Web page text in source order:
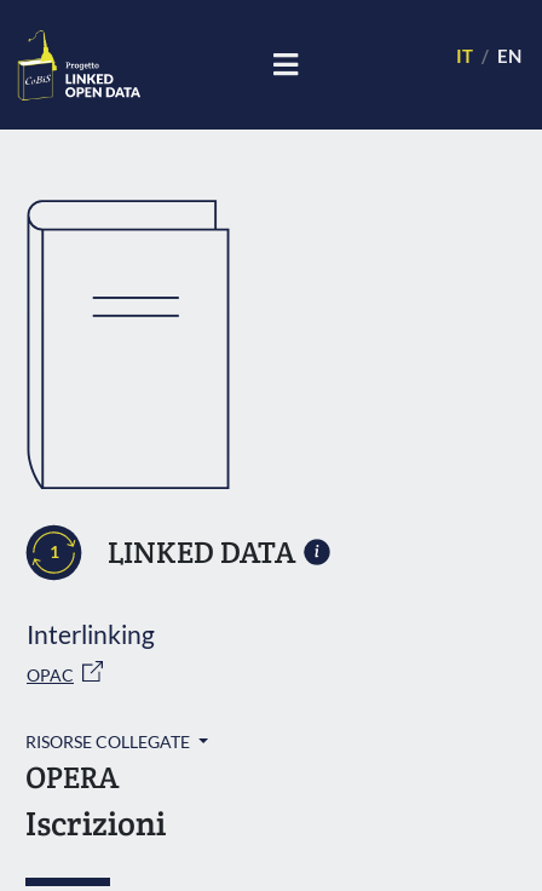
IT EN
1 LINKED DATA
Interlinking
OPAC
RISORSE COLLEGATE
OPERA
Iscrizioni